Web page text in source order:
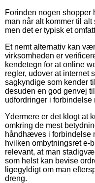
Forinden nogen shopper
man når alt kommer til
men det er typisk et
Et nemt alternativ kan
virksomheden er
kendetegn for at online
regler, udover at internet
sagkyndige som kender
desuden en god genvej
udfordringer i forbindelse
Ydermere er det klogt at
omkring de mest
håndhæves i forbindelse
hvilken ombytningsret e-
relevant, at man
som helst kan bevise
ligegyldigt om man
dreng.